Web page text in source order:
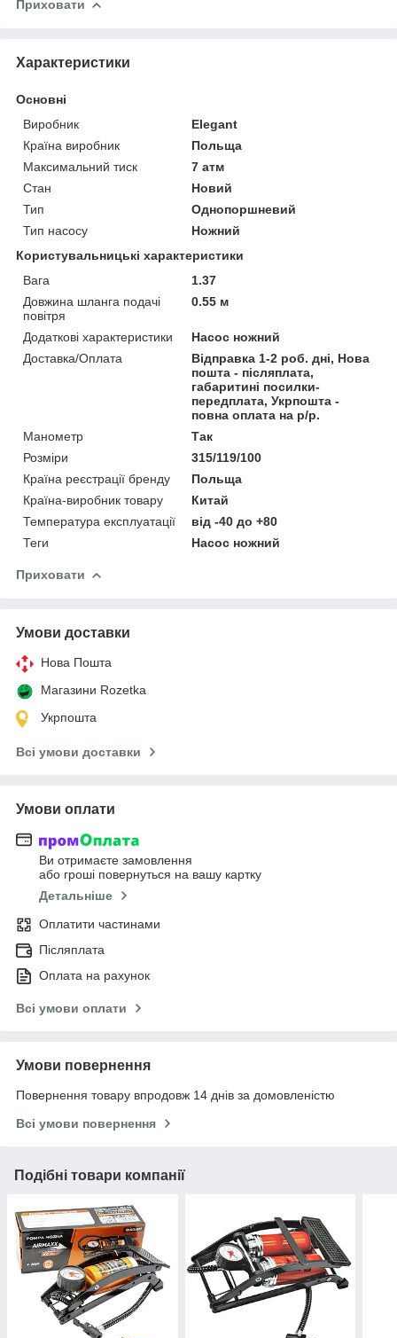
Приховати
Характеристики
Основні
Виробник
Elegant
Країна виробник
Польща
Максимальний тиск
7 атм
Стан
Новий
Тип
Однопоршневий
Тип насосу
Ножний
Користувальницькі характеристики
Вага
1.37
Довжина шланга подачі
повітря
0.55 м
Додаткові характеристики
Насос ножний
Доставка/Оплата
Відправка 1-2 роб. дні, Нова
пошта - післяплата,
габаритині посилки-
передплата, Укрпошта -
повна оплата на р/р.
Манометр
Так
Розміри
315/119/100
Країна реєстрації бренду
Польща
Країна-виробник товару
Китай
Температура експлуатації
від -40 до +80
Теги
Насос ножний
Приховати
Умови доставки
Нова Пошта
Магазини Rozetka
Укрпошта
Всі умови доставки
Умови оплати
Ви отримаєте замовлення
або гроші повернуться на вашу картку
Детальніше
Оплатити частинами
Післяплата
Оплата на рахунок
Всі умови оплати
Умови повернення
Повернення товару впродовж 14 днів за домовленістю
Всі умови повернення
Подібні товари компанії